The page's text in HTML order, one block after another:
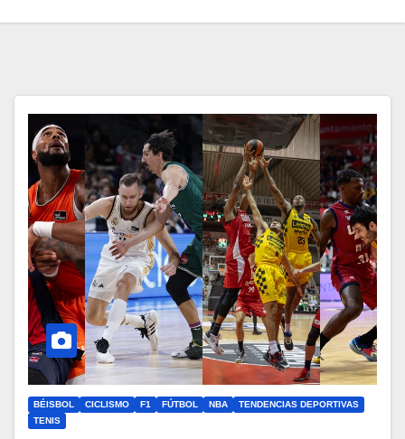
BÉISBOL CICLISMO F1 FÚTBOL NBA
TENDENCIAS DEPORTIVAS
TENIS